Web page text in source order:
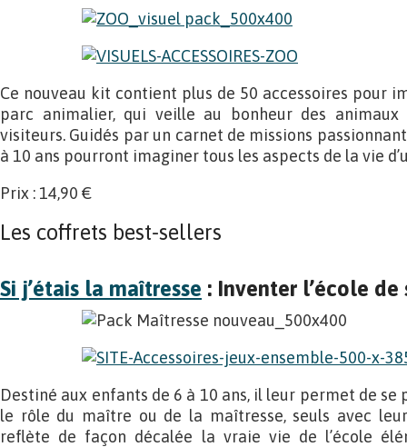
Ce nouveau kit contient plus de 50 accessoires pour
parc animalier, qui veille au bonheur des
visiteurs. Guidés par un carnet de missions
à 10 ans pourront imaginer tous les aspects de la vie
Prix : 14,90 €
Les coffrets best-sellers
Si j’étais la maîtresse : Inventer l’école de
Destiné aux enfants de 6 à 10 ans, il leur permet de
le rôle du maître ou de la maîtresse, seuls avec
reflète de façon décalée la vraie vie de l’école